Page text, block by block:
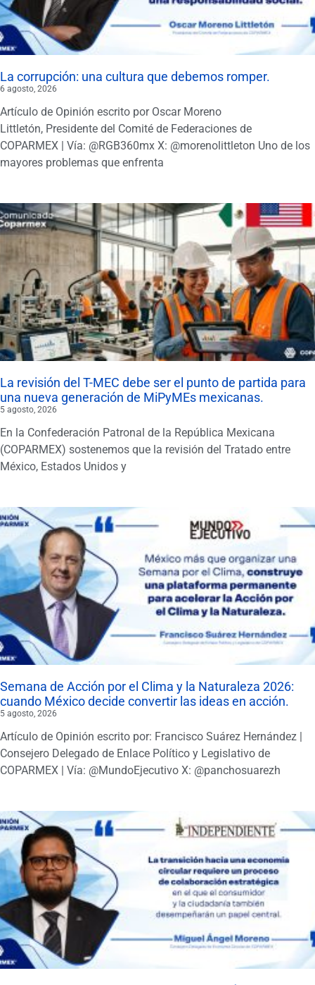
La corrupción: una cultura que debemos romper.
6 agosto, 2026
Artículo de Opinión escrito por Oscar Moreno
Littletón, Presidente del Comité de Federaciones de
COPARMEX | Vía: @RGB360mx X: @morenolittleton Uno de los
mayores problemas que enfrenta
La revisión del T-MEC debe ser el punto de partida para
una nueva generación de MiPyMEs mexicanas.
5 agosto, 2026
En la Confederación Patronal de la República Mexicana
(COPARMEX) sostenemos que la revisión del Tratado entre
México, Estados Unidos y
Semana de Acción por el Clima y la Naturaleza 2026:
cuando México decide convertir las ideas en acción.
5 agosto, 2026
Artículo de Opinión escrito por: Francisco Suárez Hernández |
Consejero Delegado de Enlace Político y Legislativo de
COPARMEX | Vía: @MundoEjecutivo X: @panchosuarezh